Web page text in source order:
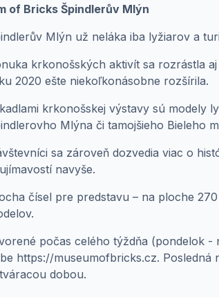
of Bricks Špindlerův Mlýn
Mlýn už neláka iba lyžiarov a
krkonošských aktivít sa rozrástla
2020 ešte niekoľkonásobne rozšírila.
krkonošskej výstavy sú modely
Mlýna či tamojšieho Bieleho
sa zároveň dozvedia viac o
navyše.
čísel pre predstavu – na ploche
počas celého týždňa (pondelok -
https://museumofbricks.cz. Posledná
dobou.